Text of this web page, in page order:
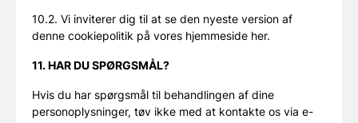
10.2. Vi inviterer dig til at se den nyeste version af
denne cookiepolitik på vores hjemmeside her.
11. HAR DU SPØRGSMÅL?
Hvis du har spørgsmål til behandlingen af dine
personoplysninger, tøv ikke med at kontakte os via e-